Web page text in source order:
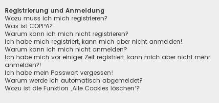
Registrierung und Anmeldung
Wozu muss ich mich registrieren?
Was ist COPPA?
Warum kann ich mich nicht registrieren?
Ich habe mich registriert, kann mich aber nicht anmelden!
Warum kann ich mich nicht anmelden?
Ich habe mich vor einiger Zeit registriert, kann mich aber nicht mehr
anmelden?!
Ich habe mein Passwort vergessen!
Warum werde ich automatisch abgemeldet?
Wozu ist die Funktion „Alle Cookies löschen“?